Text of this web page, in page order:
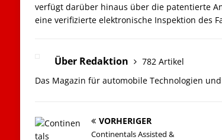
verfügt darüber hinaus über die patentierte
eine verifizierte elektronische Inspektion des
Über Redaktion
782 Artikel
Das Magazin für automobile Technologien und
VORHERIGER
Continentals Assisted &